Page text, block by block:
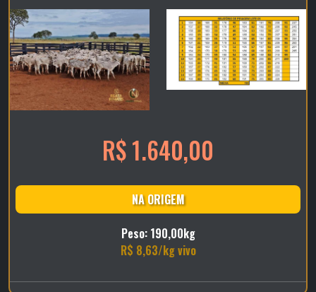
R$ 1.640,00
NA ORIGEM
Peso: 190,00kg
R$ 8,63/kg vivo